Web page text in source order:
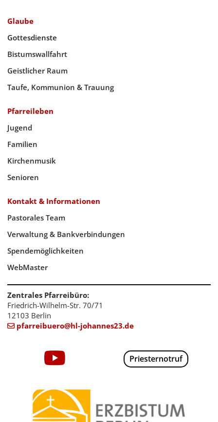
Glaube
Gottesdienste
Bistumswallfahrt
Geistlicher Raum
Taufe, Kommunion & Trauung
Pfarreileben
Jugend
Familien
Kirchenmusik
Senioren
Kontakt & Informationen
Pastorales Team
Verwaltung & Bankverbindungen
Spendemöglichkeiten
WebMaster
Zentrales Pfarreibüro:
Friedrich-Wilhelm-Str. 70/71
12103 Berlin
 pfarreibuero@hl-johannes23.de
Priesternotruf